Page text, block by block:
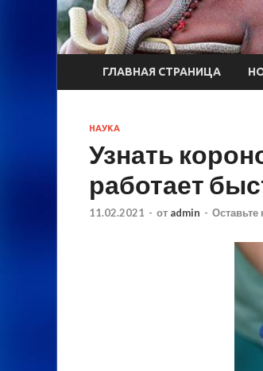
ГЛАВНАЯ СТРАНИЦА
НАУКА
Узнать
работает
11.02.2021 - от admin -